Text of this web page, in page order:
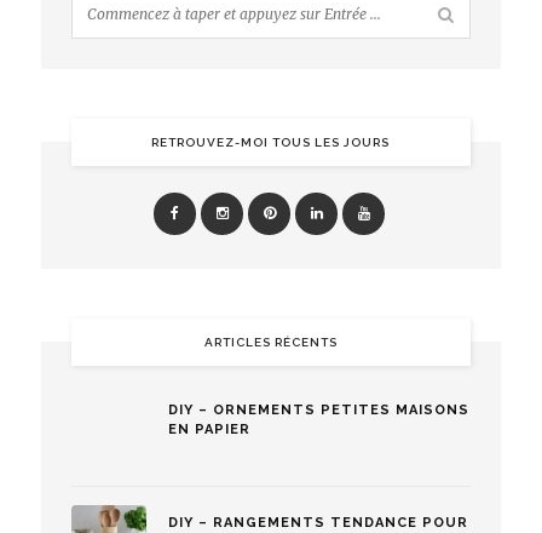
RETROUVEZ-MOI TOUS LES JOURS
ARTICLES RÉCENTS
DIY – ORNEMENTS PETITES MAISONS
EN PAPIER
DIY – RANGEMENTS TENDANCE POUR